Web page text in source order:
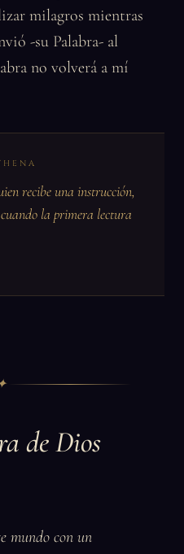
milagros mientras
-su Palabra- al
no volverá a mí
recibe una instrucción,
la primera lectura
de Dios
mundo con un